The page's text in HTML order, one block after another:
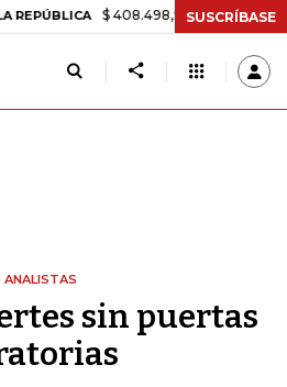
$ 408.498,97 +$ 8.753,81 +2,19%
SUSCRÍBASE
ANALISTAS
sin puertas